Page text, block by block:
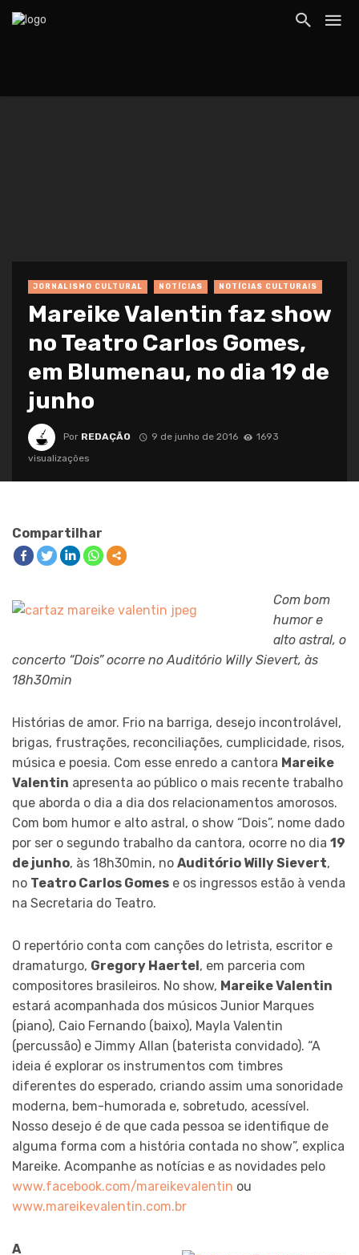
JORNALISMO CULTURAL NOTÍCIAS NOTÍCIAS CULTURAIS
Mareike Valentin faz show
no Teatro Carlos Gomes,
em Blumenau, no dia 19 de
junho
Por REDAÇÃO 9 de junho de 2016
1693
visualizações
Compartilhar
Com bom
humor e
alto astral, o
concerto “Dois” ocorre no Auditório Willy Sievert, às
18h30min
Histórias de amor. Frio na barriga, desejo incontrolável,
brigas, frustrações, reconciliações, cumplicidade, risos,
música e poesia. Com esse enredo a cantora Mareike
Valentin apresenta ao público o mais recente trabalho
que aborda o dia a dia dos relacionamentos amorosos.
Com bom humor e alto astral, o show “Dois”, nome dado
por ser o segundo trabalho da cantora, ocorre no dia 19
de junho, às 18h30min, no Auditório Willy Sievert,
no Teatro Carlos Gomes e os ingressos estão à venda
na Secretaria do Teatro.
O repertório conta com canções do letrista, escritor e
dramaturgo, Gregory Haertel, em parceria com
compositores brasileiros. No show, Mareike Valentin
estará acompanhada dos músicos Junior Marques
(piano), Caio Fernando (baixo), Mayla Valentin
(percussão) e Jimmy Allan (baterista convidado). “A
ideia é explorar os instrumentos com timbres
diferentes do esperado, criando assim uma sonoridade
moderna, bem-humorada e, sobretudo, acessível.
Nosso desejo é de que cada pessoa se identifique de
alguma forma com a história contada no show”, explica
Mareike. Acompanhe as notícias e as novidades pelo
www.facebook.com/mareikevalentin ou
www.mareikevalentin.com.br
A